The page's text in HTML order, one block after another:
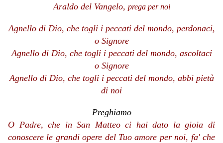
Araldo del Vangelo, prega per noi
Agnello di Dio, che togli i peccati del mondo, perdonaci,
o Signore
Agnello di Dio, che togli i peccati del mondo, ascoltaci
o Signore
Agnello di Dio, che togli i peccati del mondo, abbi pietà
di noi
Preghiamo
O Padre, che in San Matteo ci hai dato la gioia di
conoscere le grandi opere del Tuo amore per noi, fa' che